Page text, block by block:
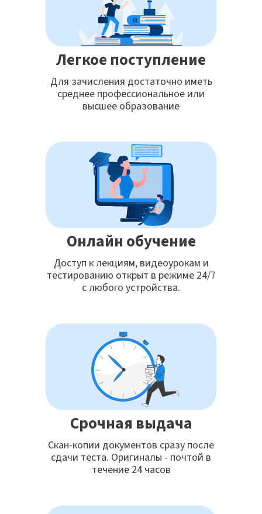
Легкое поступление
Для зачисления достаточно иметь
среднее профессиональное или
высшее образование
Онлайн обучение
Доступ к лекциям, видеоурокам и
тестированию открыт в режиме 24/7
с любого устройства.
Срочная выдача
Скан-копии документов сразу после
сдачи теста. Оригиналы - почтой в
течение 24 часов